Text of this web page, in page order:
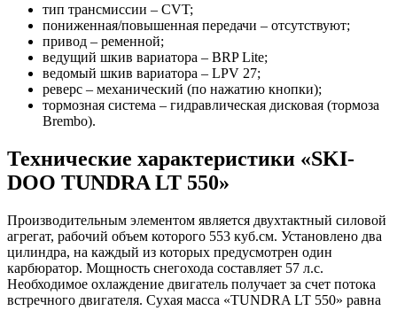
тип трансмиссии – CVT;
пониженная/повышенная передачи – отсутствуют;
привод – ременной;
ведущий шкив вариатора – BRP Lite;
ведомый шкив вариатора – LPV 27;
реверс – механический (по нажатию кнопки);
тормозная система – гидравлическая дисковая (тормоза
Brembo).
Технические характеристики «SKI-
DOO TUNDRA LT 550»
Производительным элементом является двухтактный силовой
агрегат, рабочий объем которого 553 куб.см. Установлено два
цилиндра, на каждый из которых предусмотрен один
карбюратор. Мощность снегохода составляет 57 л.с.
Необходимое охлаждение двигатель получает за счет потока
встречного двигателя. Сухая масса «TUNDRA LT 550» равна